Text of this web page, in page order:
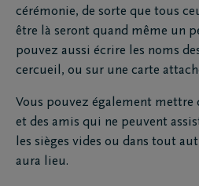
cérémonie, de sorte que tous
être là seront quand même un
pouvez aussi écrire les noms
cercueil, ou sur une carte
Vous pouvez également mettre
et des amis qui ne peuvent
les sièges vides ou dans tout
aura lieu.